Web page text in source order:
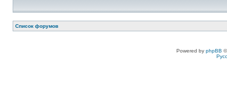
Список форумов
Powered by phpBB